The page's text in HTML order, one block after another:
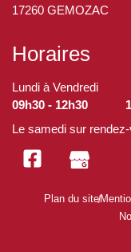
17260 GEMOZAC
Horaires
Lundi à Vendredi
09h30 - 12h30
Le samedi sur
Plan du site